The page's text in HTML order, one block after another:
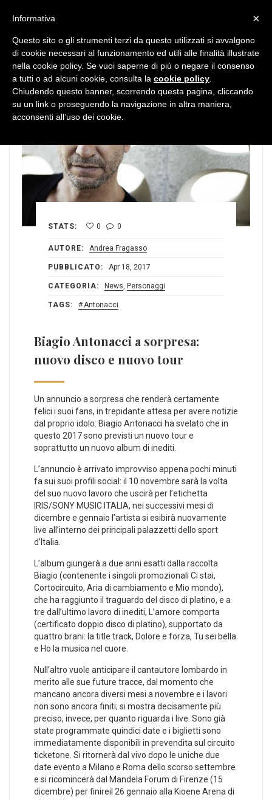
STATS: 0 0
AUTORE: Andrea Fragasso
PUBBLICATO: Apr 18, 2017
CATEGORIA: News, Personaggi
TAGS: Antonacci
Biagio Antonacci a sorpresa:
nuovo disco e nuovo tour
Un annuncio a sorpresa che renderà certamente
felici i suoi fans, in trepidante attesa per avere notizie
dal proprio idolo: Biagio Antonacci ha svelato che in
questo 2017 sono previsti un nuovo tour e
soprattutto un nuovo album di inediti.
L’annuncio è arrivato improvviso appena pochi minuti
fa sui suoi profili social: il 10 novembre sarà la volta
del suo nuovo lavoro che uscirà per l’etichetta
IRIS/SONY MUSIC ITALIA, nei successivi mesi di
dicembre e gennaio l’artista si esibirà nuovamente
live all’interno dei principali palazzetti dello sport
d’Italia.
L’album giungerà a due anni esatti dalla raccolta
Biagio (contenente i singoli promozionali Ci stai,
Cortocircuito, Aria di cambiamento e Mio mondo),
che ha raggiunto il traguardo del disco di platino, e a
tre dall’ultimo lavoro di inediti, L’amore comporta
(certificato doppio disco di platino), supportato da
quattro brani: la title track, Dolore e forza, Tu sei bella
e Ho la musica nel cuore.
Null’altro vuole anticipare il cantautore lombardo in
merito alle sue future tracce, dal momento che
mancano ancora diversi mesi a novembre e i lavori
non sono ancora finiti; si mostra decisamente più
preciso, invece, per quanto riguarda i live. Sono già
state programmate quindici date e i biglietti sono
immediatamente disponibili in prevendita sul circuito
ticketone. Si ritornerà dal vivo dopo le uniche due
date evento a Milano e Roma dello scorso settembre
e si ricomincerà dal Mandela Forum di Firenze (15
dicembre) per finireil 26 gennaio alla Kioene Arena di
×
Informativa
Questo sito o gli strumenti terzi da questo utilizzati si avvalgono
di cookie necessari al funzionamento ed utili alle finalità illustrate
nella cookie policy. Se vuoi saperne di più o negare il consenso
a tutti o ad alcuni cookie, consulta la cookie policy
Chiudendo questo banner, scorrendo questa pagina, cliccando
su un link o proseguendo la navigazione in altra maniera,
acconsenti all’uso dei cookie.